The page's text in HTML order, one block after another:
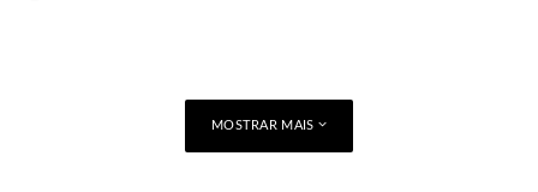
MOSTRAR MAIS